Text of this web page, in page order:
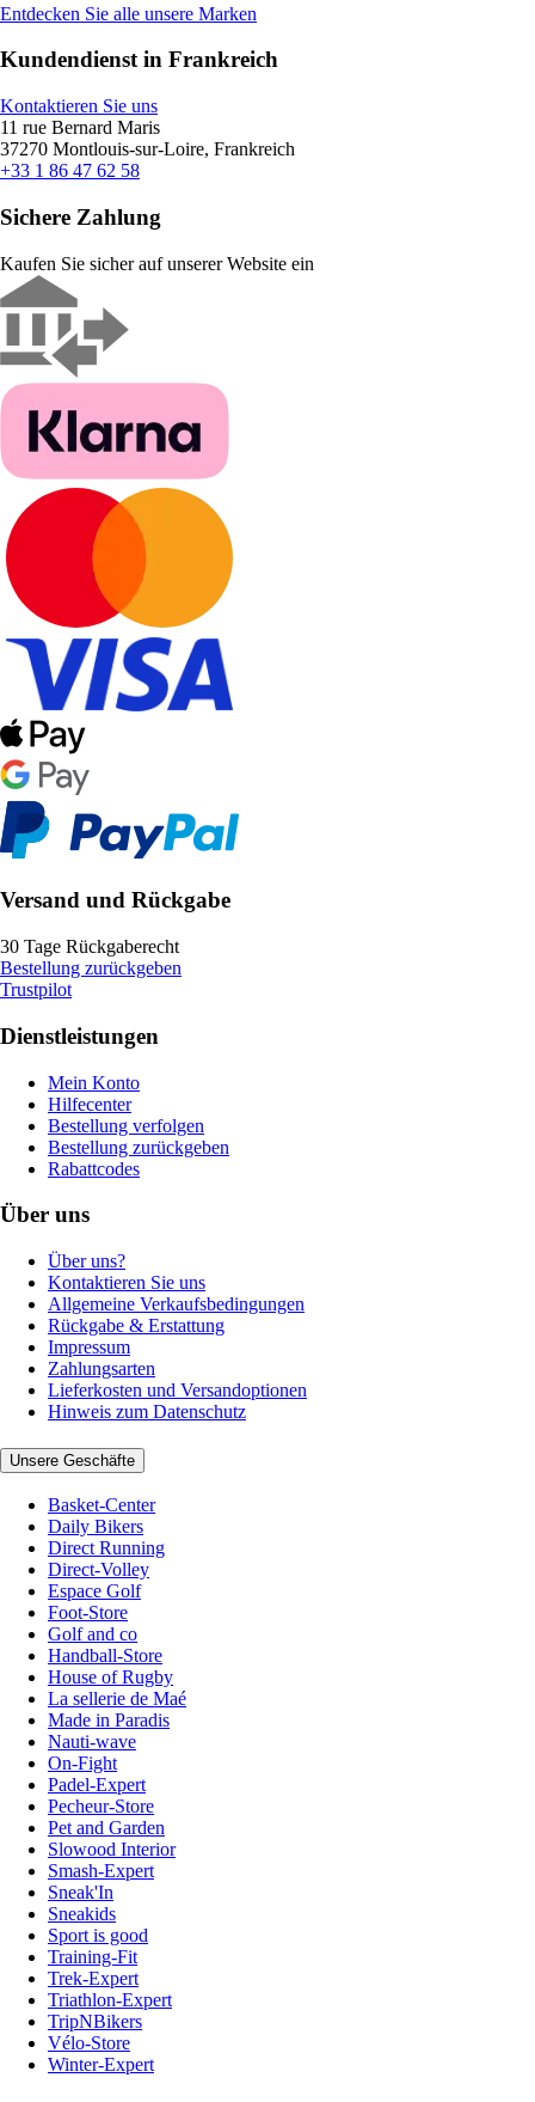
Entdecken Sie alle unsere Marken
Kundendienst in Frankreich
Kontaktieren Sie uns
11 rue Bernard Maris
37270 Montlouis-sur-Loire, Frankreich
+33 1 86 47 62 58
Sichere Zahlung
Kaufen Sie sicher auf unserer Website ein
Versand und Rückgabe
30 Tage Rückgaberecht
Bestellung zurückgeben
Trustpilot
Dienstleistungen
Mein Konto
Hilfecenter
Bestellung verfolgen
Bestellung zurückgeben
Rabattcodes
Über uns
Über uns?
Kontaktieren Sie uns
Allgemeine Verkaufsbedingungen
Rückgabe & Erstattung
Impressum
Zahlungsarten
Lieferkosten und Versandoptionen
Hinweis zum Datenschutz
Unsere Geschäfte
Basket-Center
Daily Bikers
Direct Running
Direct-Volley
Espace Golf
Foot-Store
Golf and co
Handball-Store
House of Rugby
La sellerie de Maé
Made in Paradis
Nauti-wave
On-Fight
Padel-Expert
Pecheur-Store
Pet and Garden
Slowood Interior
Smash-Expert
Sneak'In
Sneakids
Sport is good
Training-Fit
Trek-Expert
Triathlon-Expert
TripNBikers
Vélo-Store
Winter-Expert